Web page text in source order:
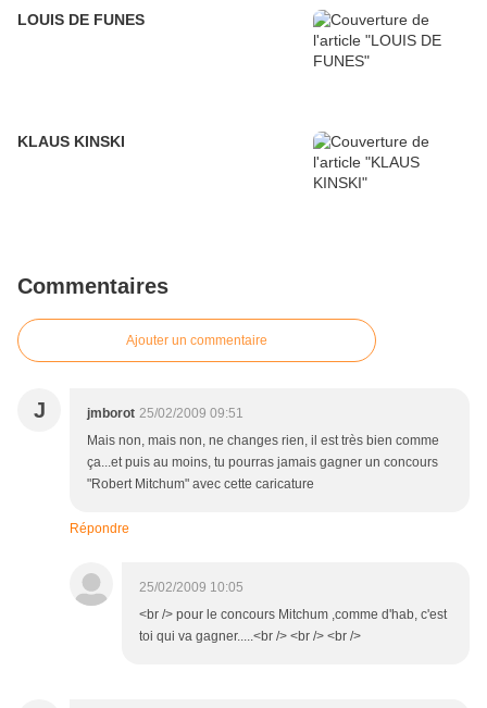
LOUIS DE FUNES
KLAUS KINSKI
Commentaires
Ajouter un commentaire
J jmborot 25/02/2009 09:51
Mais non, mais non, ne changes rien, il est très bien comme
ça...et puis au moins, tu pourras jamais gagner un concours
"Robert Mitchum" avec cette caricature
Répondre
25/02/2009 10:05
<br /> pour le concours Mitchum ,comme d'hab, c'est
toi qui va gagner.....<br /> <br /> <br />